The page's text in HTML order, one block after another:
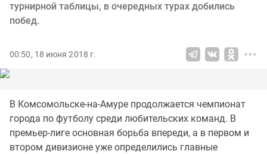
турнирной таблицы, в очередных турах добились
побед.
00:50, 18 июня 2018 г.
В Комсомольске-на-Амуре продолжается чемпионат
города по футболу среди любительских команд. В
премьер-лиге основная борьба впереди, а в первом и
втором дивизионе уже определились главные